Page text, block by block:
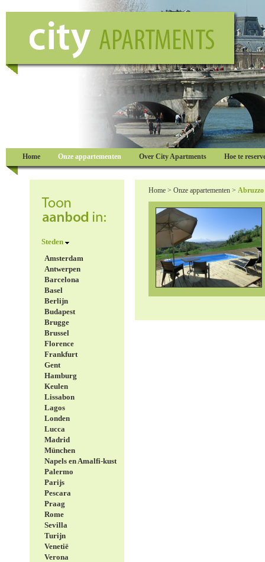
Steden
Amsterdam
Antwerpen
Barcelona
Basel
Berlijn
Budapest
Brugge
Brussel
Florence
Frankfurt
Gent
Hamburg
Keulen
Lissabon
Lagos
Londen
Lucca
Madrid
München
Napels en Amalfi-kust
Palermo
Parijs
Pescara
Praag
Rome
Sevilla
Turijn
Venetië
Verona
Home > Onze appartementen > Abruzzo
Home Onze appartementen Over City Apartments Hoe te